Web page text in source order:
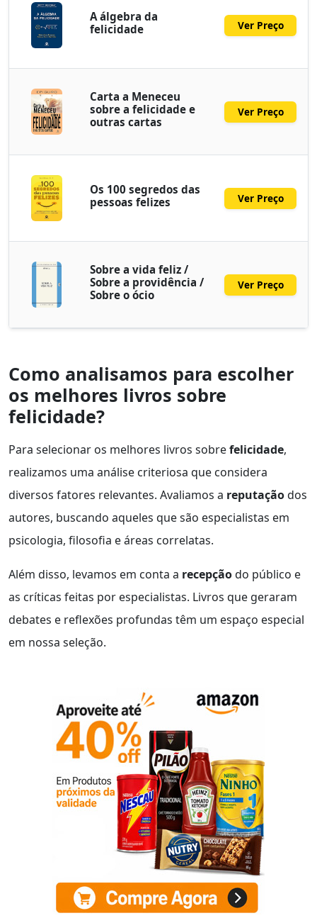
A álgebra da
felicidade
Ver Preço
Carta a Meneceu
sobre a felicidade e
outras cartas
Ver Preço
Os 100 segredos das
pessoas felizes
Ver Preço
Sobre a vida feliz /
Sobre a providência /
Sobre o ócio
Ver Preço
Como analisamos para escolher
os melhores livros sobre
felicidade?
Para selecionar os melhores livros sobrefelicidade,
realizamos uma análise criteriosa que considera
diversos fatores relevantes. Avaliamos a reputaçãodos
autores, buscando aqueles que são especialistas em
psicologia, filosofia e áreas correlatas.
Além disso, levamos em conta a recepçãodo público e
as críticas feitas por especialistas. Livros que geraram
debates e reflexões profundas têm um espaço especial
em nossa seleção.